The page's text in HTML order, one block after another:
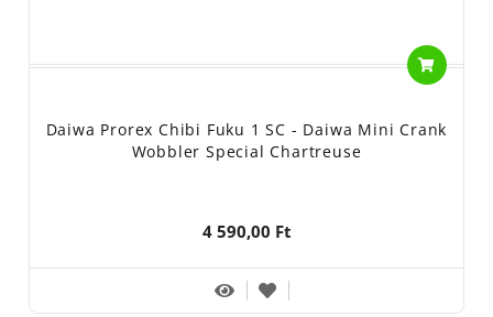
Daiwa Prorex Chibi Fuku 1 SC - Daiwa Mini Crank
Wobbler Special Chartreuse
4 590,00 Ft